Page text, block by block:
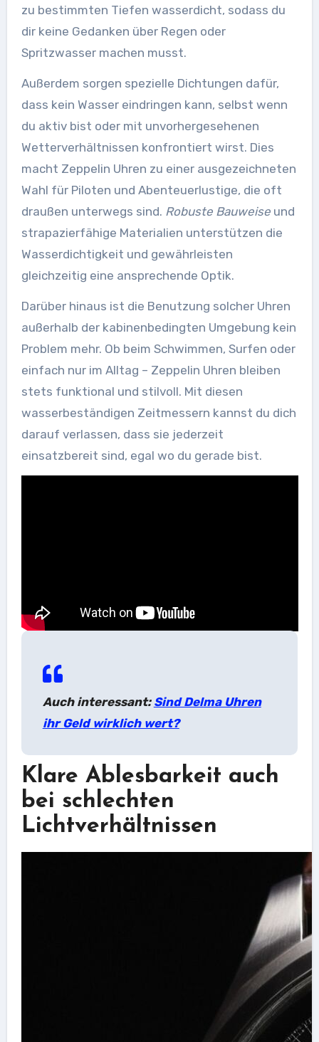
zu bestimmten Tiefen wasserdicht, sodass du
dir keine Gedanken über Regen oder
Spritzwasser machen musst.
Außerdem sorgen spezielle Dichtungen dafür,
dass kein Wasser eindringen kann, selbst wenn
du aktiv bist oder mit unvorhergesehenen
Wetterverhältnissen konfrontiert wirst. Dies
macht Zeppelin Uhren zu einer ausgezeichneten
Wahl für Piloten und Abenteuerlustige, die oft
draußen unterwegs sind. Robuste Bauweiseund
strapazierfähige Materialien unterstützen die
Wasserdichtigkeit und gewährleisten
gleichzeitig eine ansprechende Optik.
Darüber hinaus ist die Benutzung solcher Uhren
außerhalb der kabinenbedingten Umgebung kein
Problem mehr. Ob beim Schwimmen, Surfen oder
einfach nur im Alltag – Zeppelin Uhren bleiben
stets funktional und stilvoll. Mit diesen
wasserbeständigen Zeitmessern kannst du dich
darauf verlassen, dass sie jederzeit
einsatzbereit sind, egal wo du gerade bist.
Auch interessant: Sind Delma Uhren
ihr Geld wirklich wert?
Klare Ablesbarkeit auch
bei schlechten
Lichtverhältnissen